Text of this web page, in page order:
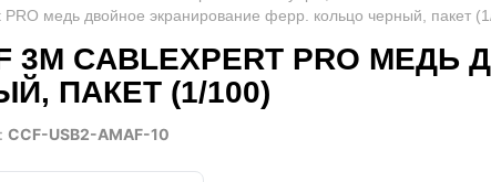
медь двойное экранирование ферр. кольцо черный, пакет
3М CABLEXPERT PRO
ПАКЕТ (1/100)
CCF-USB2-AMAF-10